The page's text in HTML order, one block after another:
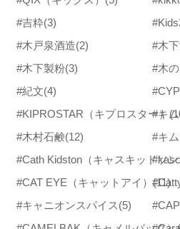
#吉粋(3)
#木戸泉酒造(2) #木
#木下製粉(3) #木
#紀文(4)
#KIPROSTAR（キプロスター）
#キ
#木村石鹸(12) #キ
#Cath Kidston（キャスキッドソン
#CAT EYE（キャットアイ）(11)
#キャニオンスパイス(5)